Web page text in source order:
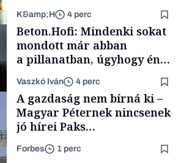
K&amp;H 4 perc
Beton.Hofi: Mindenki sokat
mondott már abban
a pillanatban, úgyhogy én
gondolataimat akartam
kimondani
Vaszkó Iván 4 perc
A gazdaság nem bírná ki –
Magyar Péternek nincsenek
jó hírei Paks
Forbes 1 perc